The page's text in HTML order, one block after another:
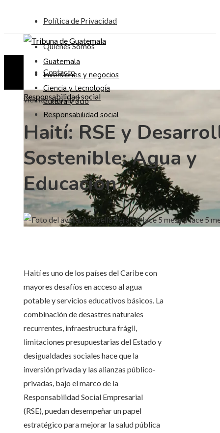
Política de Privacidad
Quiénes Somos
Contacto
viernes, agosto 7
Guatemala
Inversiones y negocios
Ciencia y tecnología
Cultura y ocio
Responsabilidad social
Responsabilidad social
Haití: RSE y
Sostenible: Agua y
Educación
Adabella PeraltaHace 5 mesesHace 5
Haití es uno de los países del Caribe con
mayores desafíos en acceso al agua
potable y servicios educativos básicos. La
combinación de desastres naturales
recurrentes, infraestructura frágil,
limitaciones presupuestarias del Estado y
desigualdades sociales hace que la
inversión privada y las alianzas público-
privadas, bajo el marco de la
Responsabilidad Social Empresarial
(RSE), puedan desempeñar un papel
estratégico para mejorar la salud pública